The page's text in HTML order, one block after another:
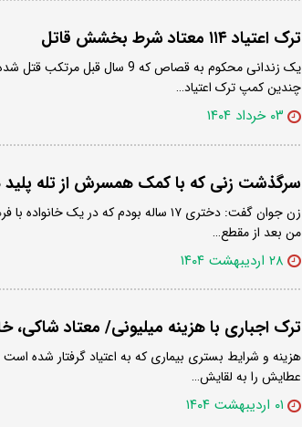
ترک اعتیاد ۱۱۴ معتاد شرط بخشش قاتل
چندین کمپ ترک اعتیاد…
۰۳ خرداد ۱۴۰۴
سرگذشت زنی که با کمک همسرش از تله
من بعد از مقطع…
۲۸ اردیبهشت ۱۴۰۴
ترک اجباری با هزینه میلیونی/ معتاد شاکی،
هزینه و شرایط بستری بیماری که به اعتیاد گرفتار شده
عطایش را به لقایش…
۰۱ اردیبهشت ۱۴۰۴